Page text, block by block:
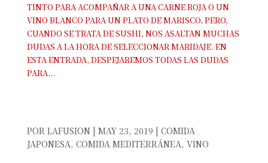
TINTO PARA ACOMPAÑAR A UNA CARNE ROJA O UN
VINO BLANCO PARA UN PLATO DE MARISCO, PERO,
CUANDO SE TRATA DE SUSHI, NOS ASALTAN MUCHAS
DUDAS A LA HORA DE SELECCIONAR MARIDAJE. EN
ESTA ENTRADA, DESPEJAREMOS TODAS LAS DUDAS
PARA...
POR LAFUSION| MAY 23, 2019 | COMIDA
JAPONESA, COMIDA MEDITERRÁNEA, VINO